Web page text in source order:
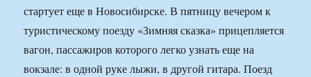
стартует еще в Новосибирске. В пятницу вечером к
туристическому поезду «Зимняя сказка» прицепляется
вагон, пассажиров которого легко узнать еще на
вокзале: в одной руке лыжи, в другой гитара. Поезд